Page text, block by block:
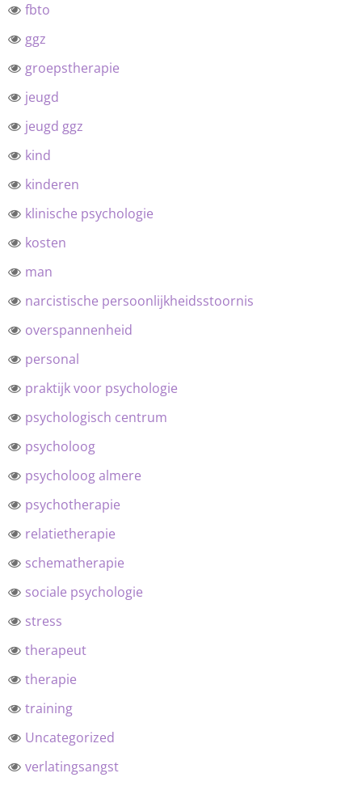
fbto
ggz
groepstherapie
jeugd
jeugd ggz
kind
kinderen
klinische psychologie
kosten
man
narcistische persoonlijkheidsstoornis
overspannenheid
personal
praktijk voor psychologie
psychologisch centrum
psycholoog
psycholoog almere
psychotherapie
relatietherapie
schematherapie
sociale psychologie
stress
therapeut
therapie
training
Uncategorized
verlatingsangst